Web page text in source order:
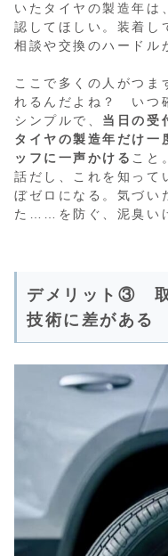
いたタイヤの製造年は
認してほしい。装着し
相談や交換のハードル
ここで多くの人がつま
れるんだよね？ いつ
シンプルで、 当日の受
タイヤの製造年だけ一
ッフに一声かける こと
話だし、これを知って
ぼゼロになる。気づい
た……を防ぐ、泥臭い
デメリット③ 取
技術に差がある